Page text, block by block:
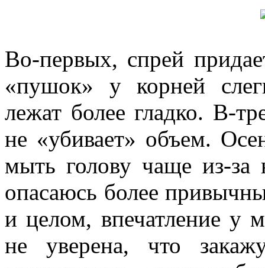
Во-первых, спрей
«пушок» у корней
лежат более гладко. В-
не «убивает» объем.
мыть голову чаще из-за
опасаюсь более
и целом, впечатление у
не уверена, что